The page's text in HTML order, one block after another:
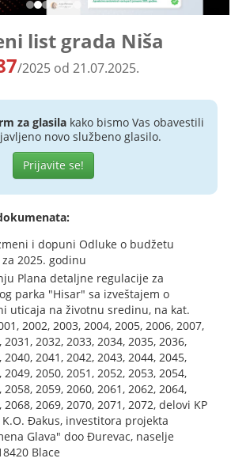
list grada Niša
/2025 od 21.07.2025.
za glasilakako bismo Vas obavestili
novo službeno glasilo.
Prijavite se!
i dopuni Odluke o budžetu
2025. godinu
Plana detaljne regulacije za
parka "Hisar" sa izveštajem o
uticaja na životnu sredinu, na kat.
2002, 2003, 2004, 2005, 2006, 2007,
2031, 2032, 2033, 2034, 2035, 2036,
2040, 2041, 2042, 2043, 2044, 2045,
2049, 2050, 2051, 2052, 2053, 2054,
2058, 2059, 2060, 2061, 2062, 2064,
2068, 2069, 2070, 2071, 2072, delovi KP
K.O. Đakus, investitora projekta
Glava" doo Đurevac, naselje
Blace